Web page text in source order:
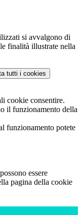
si avvalgono di
finalità illustrate nella
tutti i cookies
cookie consentire.
il funzionamento della
funzionamento potete
essere
pagina della cookie